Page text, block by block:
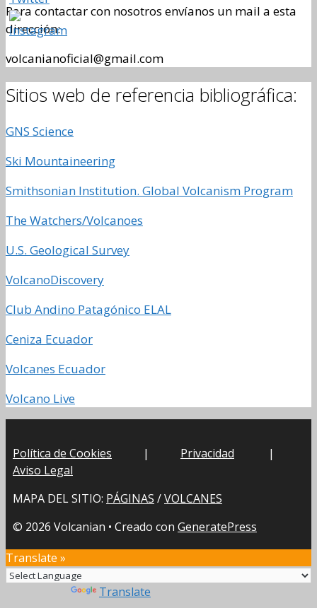
Para contactar con nosotros envíanos un mail a esta
dirección:
volcanianoficial@gmail.com
Sitios web de referencia bibliográfica:
GNS Science
Ski Mountaineering
Smithsonian Institution. Global Volcanism Program
The Watchers/Volcanoes
U.S. Geological Survey
VolcanoDiscovery
Club Andino Patagónico ELAL
Ceniza Ecuador
Volcanes Ecuador
Volcano Live
Política de Cookies | Privacidad |
Aviso Legal
MAPA DEL SITIO: PÁGINAS /VOLCANES
© 2026 Volcanian • Creado con GeneratePress
Translate »
Translate